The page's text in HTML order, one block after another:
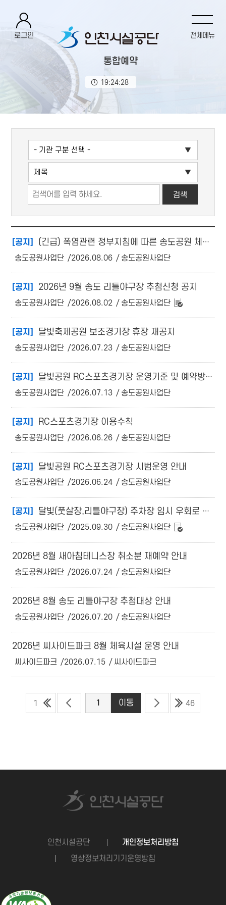
통합예약
19:24:28
전체메뉴
로그인
[공지] (긴급) 폭염관련 정부지침에 따른 송도공원 체육시설 등 휴장 안내
송도공원사업단 2026.08.06 송도공원사업단
[공지] 2026년 9월 송도 리틀야구장 추첨신청 공지
송도공원사업단 2026.08.02 송도공원사업단
[공지] 달빛축제공원 보조경기장 휴장 재공지
송도공원사업단 2026.07.23 송도공원사업단
[공지] 달빛공원 RC스포츠경기장 운영기준 및 예약방법 안내
송도공원사업단 2026.07.13 송도공원사업단
[공지] RC스포츠경기장 이용수칙
송도공원사업단 2026.06.26 송도공원사업단
[공지] 달빛공원 RC스포츠경기장 시범운영 안내
송도공원사업단 2026.06.24 송도공원사업단
[공지] 달빛(풋살장,리틀야구장) 주차장 임시 우회로 안내
송도공원사업단 2025.09.30 송도공원사업단
2026년 8월 새아침테니스장 취소분 재예약 안내
송도공원사업단 2026.07.24 송도공원사업단
2026년 8월 송도 리틀야구장 추첨대상 안내
송도공원사업단 2026.07.20 송도공원사업단
2026년 씨사이드파크 8월 체육시설 운영 안내
씨사이드파크 2026.07.15 씨사이드파크
1 46
인천시설공단
개인정보처리방침
영상정보처리기기운영방침